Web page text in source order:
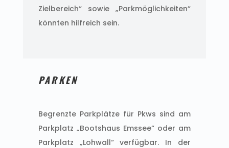
Zielbereich“ sowie „Parkmöglichkeiten“
könnten hilfreich sein.
PARKEN
Begrenzte Parkplätze für Pkws sind am
Parkplatz „Bootshaus Emssee“ oder am
Parkplatz „Lohwall“ verfügbar. In der